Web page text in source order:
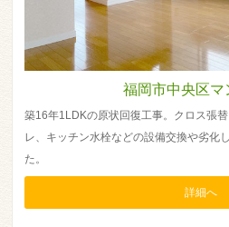
福岡市中央区マ
築16年1LDKの原状回復工事。クロス張
レ、キッチン水栓などの設備交換や劣化
た。
詳細へ